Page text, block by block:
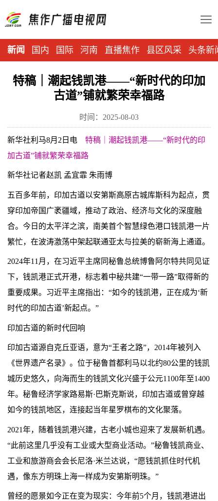
新闻 国内 国际 河南 直播焦作 县区风采 头条新
特稿｜潮起钱凯港——“新时代的印加
古道”铺就繁荣幸福路
时间：2025-08-03
新华社利马8月2日电 特稿｜潮起钱凯港——“新时代的印
加古道”铺就繁荣幸福路
新华社记者赵凯 孟宜霏 朱雨博
五百多年前，印加古道以安第斯高原古城库斯科为起点，贯
穿印加帝国广袤疆域，推动了政治、经济与文化的深度融
合。今日的太平洋之滨，南美首个智慧绿色港口钱凯港一片
繁忙，在波涛激荡中架起联通亚太与拉美的崭新海上通道。
2024年11月，在习近平主席同秘鲁总统博鲁阿尔特共同见证
下，钱凯港正式开港，标志着中秘共建“一带一路”取得新的
重要成果。习近平主席指出：“如今的钱凯港，正在成为‘新
时代的印加古道’新起点。”
印加古道的新时代回响
印加古道源自克丘亚语，意为“王者之路”，2014年被列入
《世界遗产名录》。位于秘鲁首都利马以北约80公里的钱凯
城历史悠久，向海而生的钱凯文化兴盛于公元1100年至1400
年。秘鲁经济学家路易斯·巴斯克斯说，印加古道或曾穿越
如今的钱凯地区，连接起当年星罗棋布的文化聚落。
2021年，随着钱凯港兴建，古老小城也迎来了发展新机遇。
“此前这里几乎没有工业或大型商业活动。”秘鲁钱凯商业、
工业和旅游商会会长尼洛·米兰达说，“愿钱凯抓住时代机
遇，像东方明珠上海一样成为安第斯明珠。”
曾经的愿景如今正在变为现实：今年前5个月，钱凯港进出